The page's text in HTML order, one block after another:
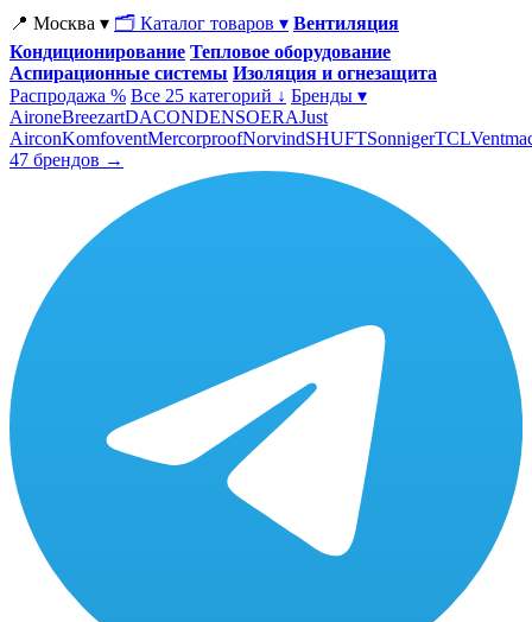
📍 Москва ▾ 🗂 Каталог товаров ▾ Вентиляция
Кондиционирование Тепловое оборудование
Аспирационные системы Изоляция и огнезащита
Распродажа % Все 25 категорий ↓ Бренды ▾
AironeBreezartDACONDENSOERAJust
AirconKomfoventMercorproofNorvindSHUFTSonnigerTCL
47 брендов →